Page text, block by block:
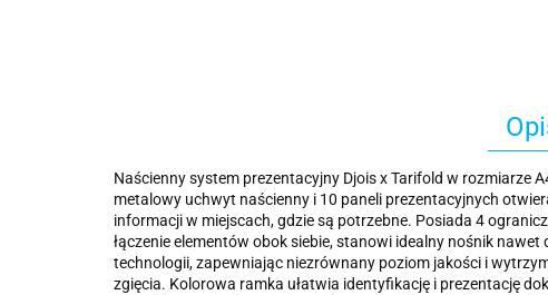
Naścienny system prezentacyjny Djois x Tarifold w rozmiarze
metalowy uchwyt naścienny i 10 paneli prezentacyjnych
informacji w miejscach, gdzie są potrzebne. Posiada 4
łączenie elementów obok siebie, stanowi idealny nośnik
technologii, zapewniając niezrównany poziom jakości i
zgięcia. Kolorowa ramka ułatwia identyfikację i prezentację